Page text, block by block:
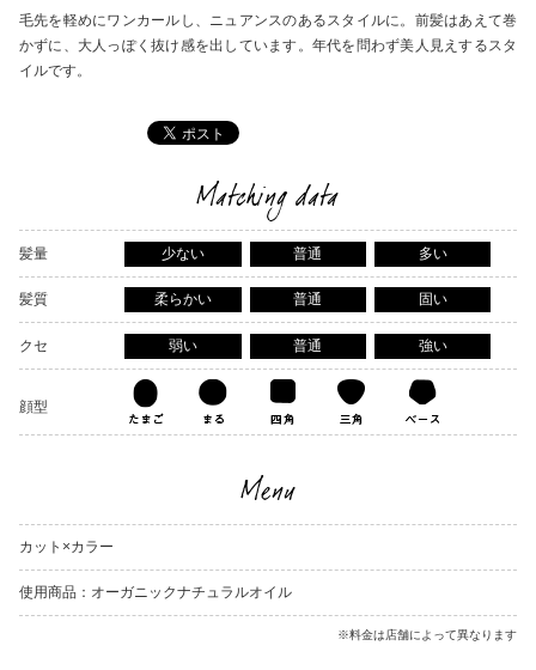
毛先を軽めにワンカールし、ニュアンスのあるスタイルに。前髪はあえて巻
かずに、大人っぽく抜け感を出しています。年代を問わず美人見えするスタ
イルです。
Matching data
髪量 少ない 普通 多い
髪質 柔らかい 普通 固い
クセ 弱い 普通 強い
顔型
Menu
カット×カラー
使用商品：オーガニックナチュラルオイル
※料金は店舗によって異なります